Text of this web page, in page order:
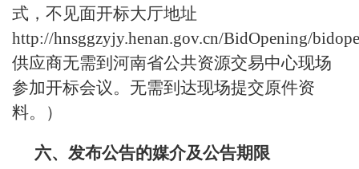
式，不见面开标大厅地址
http://hnsggzyjy.henan.gov.cn/BidOpening/
供应商无需到河南省公共资源交易中心现场
参加开标会议。无需到达现场提交原件资
料。）
六、发布公告的媒介及公告期限